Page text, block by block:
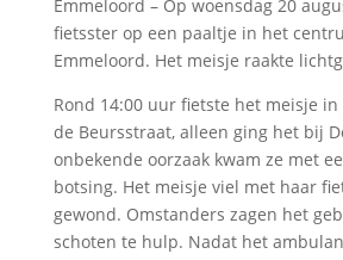
Delen
Emmeloord – Op woensdag 20
fietsster op een paaltje in het
Emmeloord. Het meisje raakte
Rond 14:00 uur fietste het meisje
de Beursstraat, alleen ging het bij
onbekende oorzaak kwam ze met
botsing. Het meisje viel met haar
gewond. Omstanders zagen het
schoten te hulp. Nadat het